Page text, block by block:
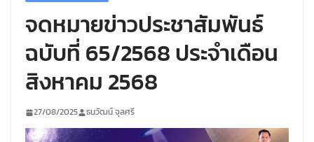
จดหมายข่าวประชาสัมพันธ์
ฉบับที่ 65/2568 ประจำเดือน
สิงหาคม 2568
27/08/2025 ธนวัฒน์ จุลศรี